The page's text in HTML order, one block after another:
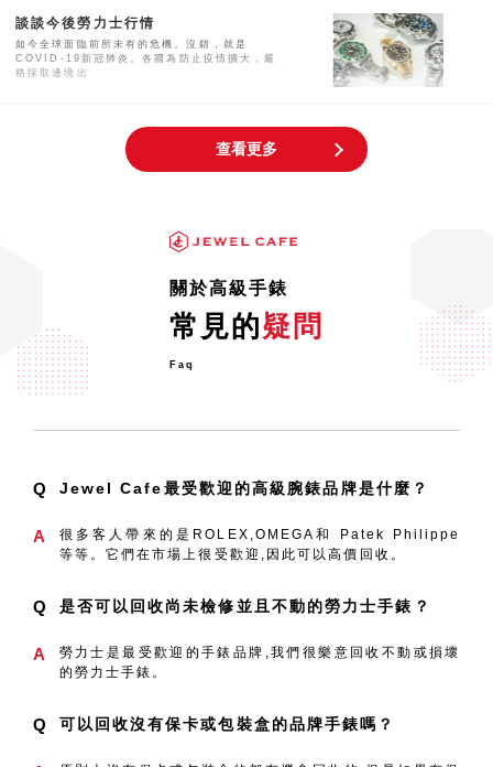
談談今後勞力士行情
如今全球面臨前所未有的危機。沒錯，就是
COVID-19新冠肺炎。各國為防止疫情擴大，嚴
格採取邊境出
確定晉級稀有款勞力士 | 首飾・K金 回
收專門店 JEWEL CAFE
勞力士總是能在鐘錶業界颳起一陣話題旋風。 每
為何勞力士Daytona 116500LN價格
「差不多要降價了吧」是這幾年大家對勞力士的
推測。Daytona 116500LN自2016年發售以
查看更多
關於高級手錶
常見的疑問
Faq
Q Jewel Cafe最受歡迎的高級腕錶品牌是什麼？
A
很多客人帶來的是ROLEX,OMEGA和 Patek Philippe
等等。它們在市場上很受歡迎,因此可以高價回收。
Q 是否可以回收尚未檢修並且不動的勞力士手錶？
A
勞力士是最受歡迎的手錶品牌,我們很樂意回收不動或損壞
的勞力士手錶。
Q 可以回收沒有保卡或包裝盒的品牌手錶嗎？